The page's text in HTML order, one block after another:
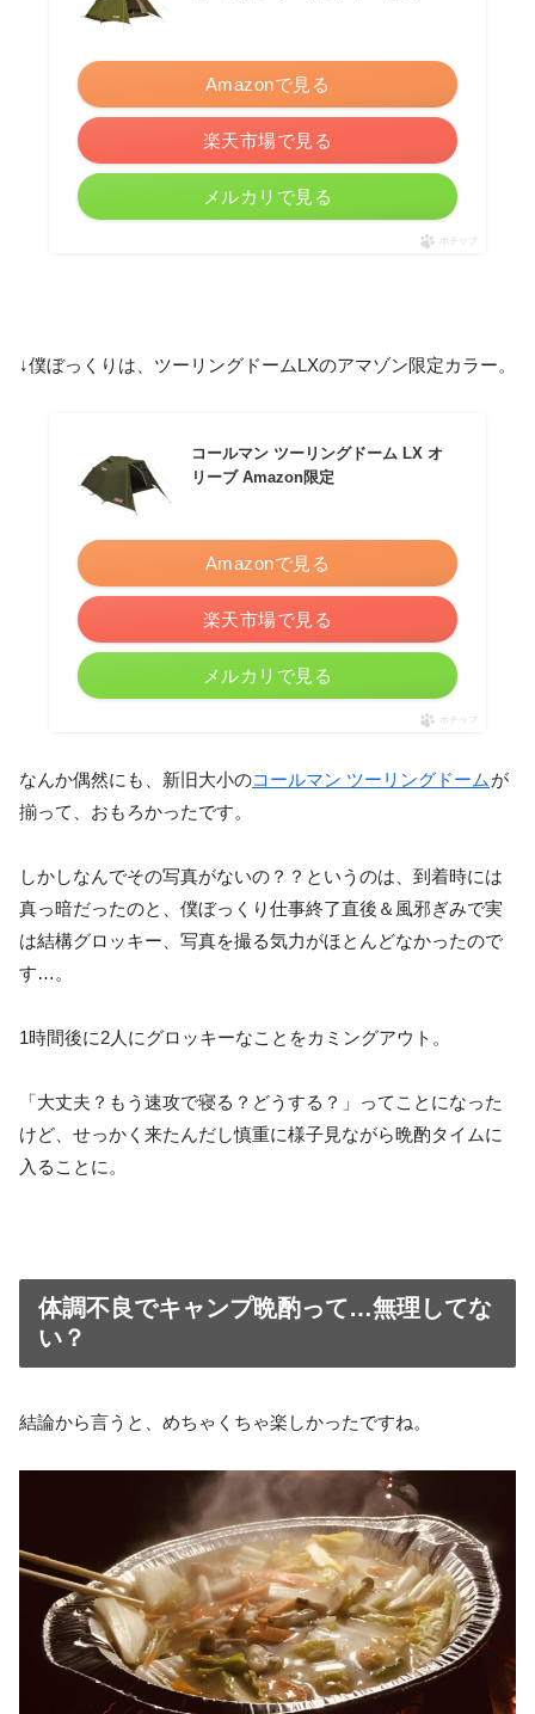
Amazonで見る
楽天市場で見る
メルカリで見る
ポチップ
↓僕ぼっくりは、ツーリングドームLXのアマゾン限定カラー。
コールマン ツーリングドーム LX オ
リーブ Amazon限定
Amazonで見る
楽天市場で見る
メルカリで見る
ポチップ
なんか偶然にも、新旧大小のコールマン ツーリングドーム が
揃って、おもろかったです。
しかしなんでその写真がないの？？というのは、到着時には
真っ暗だったのと、僕ぼっくり仕事終了直後＆風邪ぎみで実
は結構グロッキー、写真を撮る気力がほとんどなかったので
す…。
1時間後に2人にグロッキーなことをカミングアウト。
「大丈夫？もう速攻で寝る？どうする？」ってことになった
けど、せっかく来たんだし慎重に様子見ながら晩酌タイムに
入ることに。
体調不良でキャンプ晩酌って…無理してな
い？
結論から言うと、めちゃくちゃ楽しかったですね。